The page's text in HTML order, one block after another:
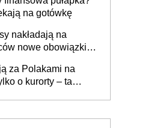
na gotówkę
nakładają na
nowe obowiązki w
za Polakami na
o kurorty – ta